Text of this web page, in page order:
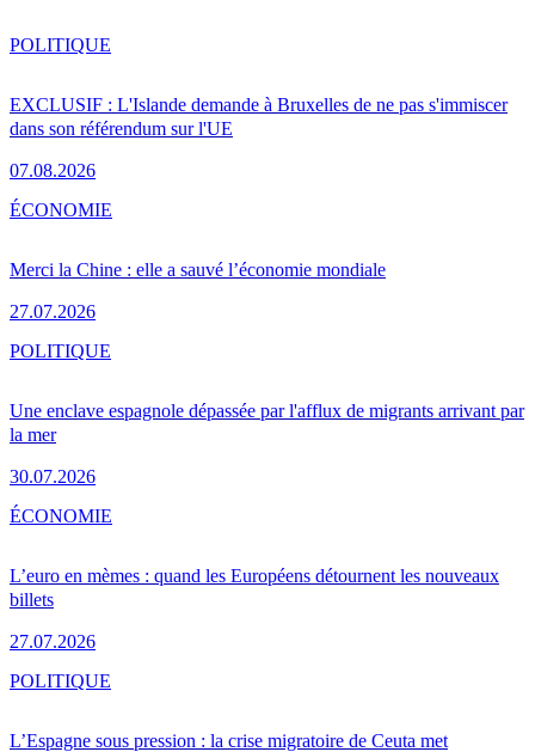
EXCLUSIF : L'Islande demande à Bruxelles de ne pas s'immiscer
dans son référendum sur l'UE
07.08.2026
POLITIQUE
Merci la Chine : elle a sauvé l’économie mondiale
27.07.2026
ÉCONOMIE
Une enclave espagnole dépassée par l'afflux de migrants arrivant par
la mer
30.07.2026
POLITIQUE
L’euro en mèmes : quand les Européens détournent les nouveaux
billets
27.07.2026
ÉCONOMIE
L’Espagne sous pression : la crise migratoire de Ceuta met
POLITIQUE